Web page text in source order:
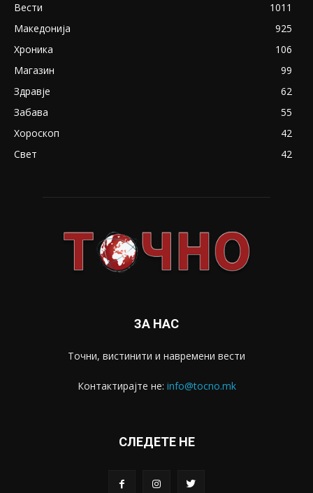
Вести
1011
Македонија
925
Хроника
106
Магазин
99
Здравје
62
Забава
55
Хороскоп
42
Свет
42
ЗА НАС
Точни, вистинити и навремени вести
Контактирајте не: info@tocno.mk
СЛЕДЕТЕ НЕ